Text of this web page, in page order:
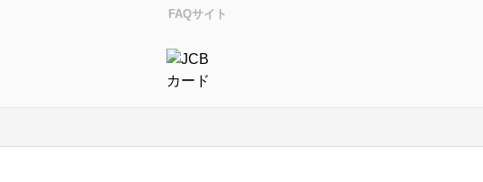
FAQサイト